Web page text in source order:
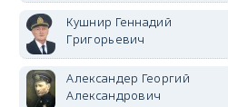
Кушнир Геннадий
Григорьевич
Александер Георгий
Александрович